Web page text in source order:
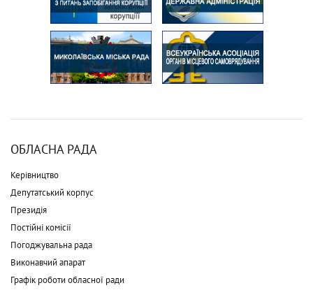
ОБЛАСНА РАДА
Керівництво
Депутатський корпус
Президія
Постійні комісії
Погоджувальна рада
Виконавчий апарат
Графік роботи обласної ради